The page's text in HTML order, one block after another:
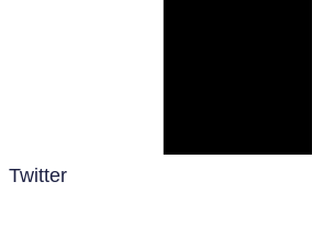
Twitter